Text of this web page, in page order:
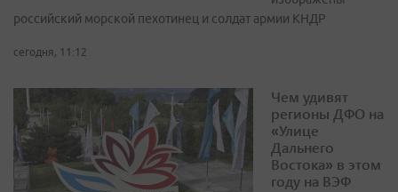
российский морской пехотинец и солдат армии КНДР
сегодня, 11:12
Чем удивят
регионы ДФО на
«Улице
Дальнего
Востока» в этом
году на ВЭФ